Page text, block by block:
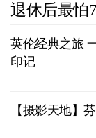
退休后最怕
英伦经典之旅
印记
【摄影天地】